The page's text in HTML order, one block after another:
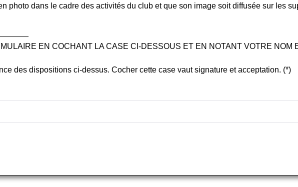
photo dans le cadre des activités du club et que son image soit diffusée sur les
EN COCHANT LA CASE CI-DESSOUS ET EN NOTANT VOTRE NOM
des dispositions ci-dessus. Cocher cette case vaut signature et acceptation. (*)